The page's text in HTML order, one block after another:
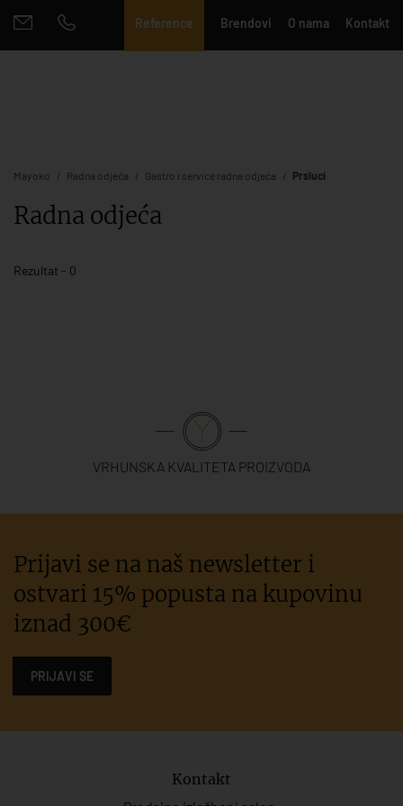
Reference Brendovi O nama Kontakt
Mayoko Radna odjeća Gastro i service radna odjeća Prsluci
Radna odjeća
Rezultat - 0
VRHUNSKA KVALITETA PROIZVODA
Prijavi se na naš newsletter i
ostvari 15% popusta na kupovinu
iznad 300€
PRIJAVI SE
Kontakt